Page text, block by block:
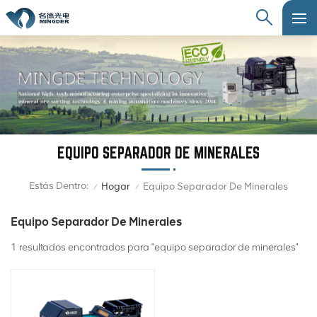
EQUIPO SEPARADOR DE MINERALES
Estás Dentro: / Hogar / Equipo Separador De Minerales
Equipo Separador De Minerales
1 resultados encontrados para "equipo separador de minerales"